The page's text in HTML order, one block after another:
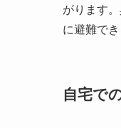
がります
に避難で
自宅で